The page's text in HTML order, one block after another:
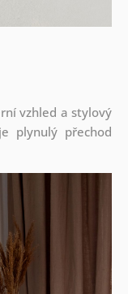
vzhled a stylový
plynulý přechod